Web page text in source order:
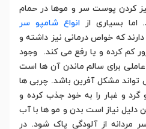
کردن پوست سر و موها در حمام
اما بسیاری از انواع شامپو سر
که خواص درمانی نیز داشته و
کم کرده و یا رفع می کند. وجود
برای سالم ماندن آن ها است
تواند مشکل آفرین باشد. چربی ها
و غبار را به خود جذب کرده و
دلیل نیاز است بدن و مو ها با آب
مردانه از آلودگی پاک شود. در